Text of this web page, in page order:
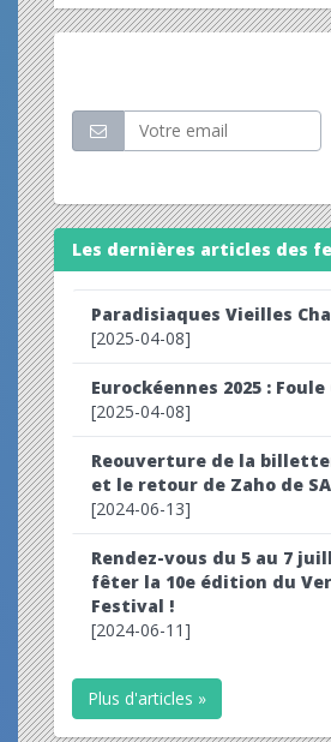
Les dernières articles des
Paradisiaques Vieilles
[2025-04-08]
Eurockéennes 2025 :
[2025-04-08]
Reouverture de la
et le retour de Zaho de
[2024-06-13]
Rendez-vous du 5 au 7
fêter la 10e édition du
Festival !
[2024-06-11]
Plus d'articles »